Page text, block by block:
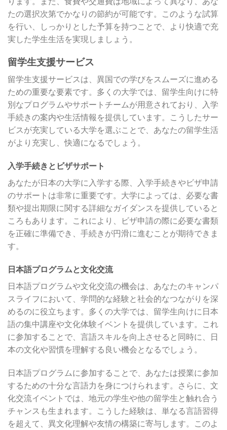
たの選択次第でかなりの節約が可能です。このような試算
を行い、しっかりとした予算を持つことで、より快適で充
実した学生生活を実現しましょう。
留学生支援サービス
留学生支援サービスは、異国での学びをスムーズに進める
ための重要な要素です。多くの大学では、留学生向けに特
別なプログラムやサポートチームが用意されており、入学
手続きの案内や生活情報を提供しています。こうしたサー
ビスが充実している大学を選ぶことで、あなたの留学生活
がより充実し、快適になるでしょう。
入学手続きとビザサポート
あなたが日本の大学に入学する際、入学手続きやビザ申請
のサポートは非常に重要です。大学によっては、必要な書
類や提出期限に関する詳細なガイダンスを提供していると
ころもあります。これにより、ビザ申請の際に必要な書類
を正確に準備でき、手続きが円滑に進むことが期待できま
す。
日本語プログラムと文化交流
日本語プログラムや文化交流の機会は、あなたのキャンパ
スライフにおいて、学問的な経験と社会的なつながりを深
めるのに役立ちます。多くの大学では、留学生向けに日本
語の集中講座や文化体験イベントを提供しています。これ
に参加することで、言語スキルを向上させると同時に、日
本の文化や習慣を理解する良い機会となるでしょう。
日本語プログラムに参加することで、あなたは授業に参加
するための十分な言語力を身につけられます。さらに、文
化交流イベントでは、地元の学生や他の留学生と触れ合う
チャンスも生まれます。こうした経験は、単なる言語習得
を超えて、異文化理解や友情の構築に寄与します。このよ